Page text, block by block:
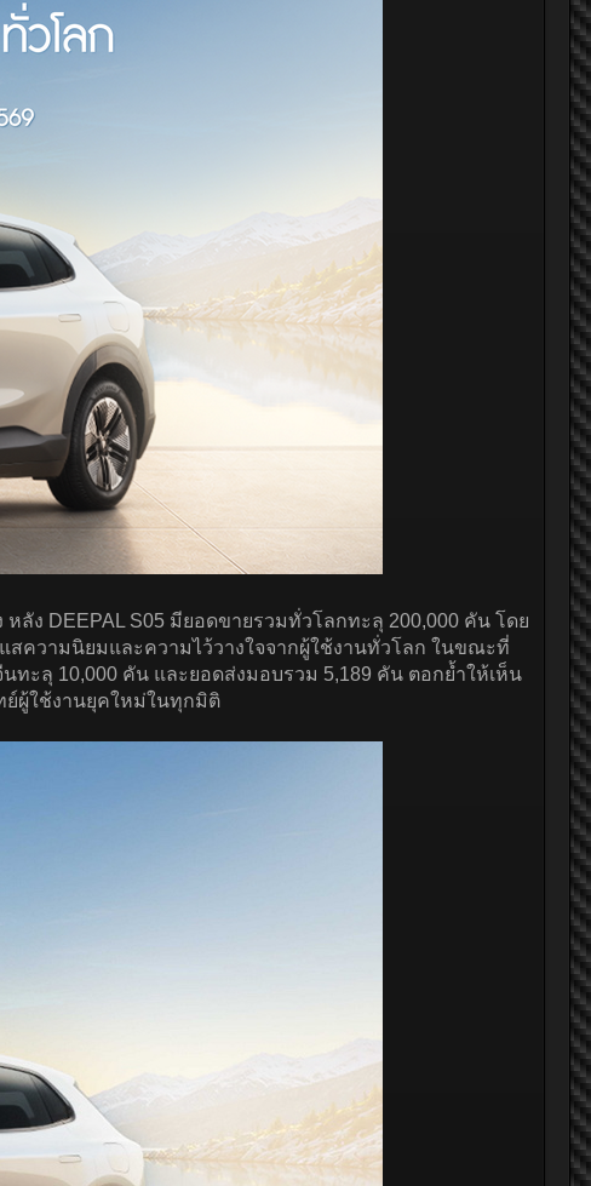
ลัง DEEPAL S05 มียอดขายรวมทั่วโลกทะลุ 200,000 คัน โดย
สความนิยมและความไว้วางใจจากผู้ใช้งานทั่วโลก ในขณะที่
ทะลุ 10,000 คัน และยอดส่งมอบรวม 5,189 คัน ตอกย้ำให้เห็น
ผู้ใช้งานยุคใหม่ในทุกมิติ